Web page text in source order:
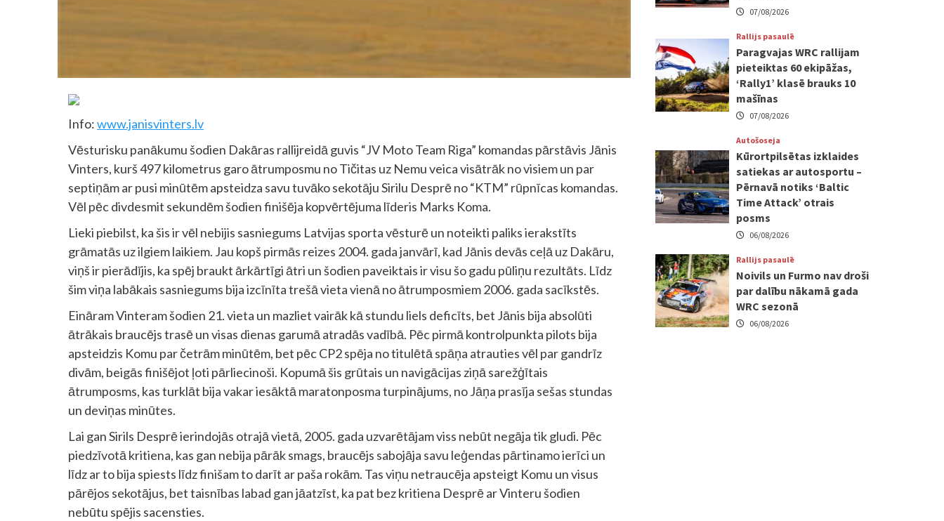
Info:www.janisvinters.lv
Vēsturisku panākumu šodien Dakāras rallijreidā guvis “JV Moto Team Riga” komandas pārstāvis Jānis
Vinters, kurš 497 kilometrus garo ātrumposmu no Tičitas uz Nemu veica visātrāk no visiem un par
septiņām ar pusi minūtēm apsteidza savu tuvāko sekotāju Sirilu Desprē no “KTM” rūpnīcas komandas.
Vēl pēc divdesmit sekundēm šodien finišēja kopvērtējuma līderis Marks Koma.
Lieki piebilst, ka šis ir vēl nebijis sasniegums Latvijas sporta vēsturē un noteikti paliks ierakstīts
grāmatās uz ilgiem laikiem. Jau kopš pirmās reizes 2004. gada janvārī, kad Jānis devās ceļā uz Dakāru,
viņš ir pierādījis, ka spēj braukt ārkārtīgi ātri un šodien paveiktais ir visu šo gadu pūliņu rezultāts. Līdz
šim viņa labākais sasniegums bija izcīnīta trešā vieta vienā no ātrumposmiem 2006. gada sacīkstēs.
Eināram Vinteram šodien 21. vieta un mazliet vairāk kā stundu liels deficīts, bet Jānis bija absolūti
ātrākais braucējs trasē un visas dienas garumā atradās vadībā. Pēc pirmā kontrolpunkta pilots bija
apsteidzis Komu par četrām minūtēm, bet pēc CP2 spēja no titulētā spāņa atrauties vēl par gandrīz
divām, beigās finišējot ļoti pārliecinoši. Kopumā šis grūtais un navigācijas ziņā sarežģītais
ātrumposms, kas turklāt bija vakar iesāktā maratonposma turpinājums, no Jāņa prasīja sešas stundas
un deviņas minūtes.
Lai gan Sirils Desprē ierindojās otrajā vietā, 2005. gada uzvarētājam viss nebūt negāja tik gludi. Pēc
piedzīvotā kritiena, kas gan nebija pārāk smags, braucējs sabojāja savu leģendas pārtinamo ierīci un
līdz ar to bija spiests līdz finišam to darīt ar paša rokām. Tas viņu netraucēja apsteigt Komu un visus
pārējos sekotājus, bet taisnības labad gan jāatzīst, ka pat bez kritiena Desprē ar Vinteru šodien
nebūtu spējis sacensties.
07/08/2026
Rallijs pasaulē
Paragvajas WRC rallijam
pieteiktas 60 ekipāžas,
‘Rally1’ klasē brauks 10
mašīnas
07/08/2026
Autošoseja
Kūrortpilsētas izklaides
satiekas ar autosportu –
Pērnavā notiks ‘Baltic
Time Attack’ otrais
posms
06/08/2026
Rallijs pasaulē
Noivils un Furmo nav droši
par dalību nākamā gada
WRC sezonā
06/08/2026